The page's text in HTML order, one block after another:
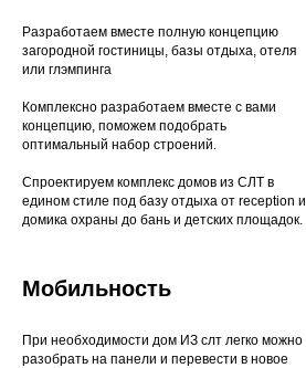
Разработаем вместе полную концепцию
загородной гостиницы, базы отдыха, отеля
или глэмпинга
Комплексно разработаем вместе с вами
концепцию, поможем подобрать
оптимальный набор строений.
Спроектируем комплекс домов из СЛТ в
едином стиле под базу отдыха от reception и
домика охраны до бань и детских площадок.
Мобильность
При необходимости дом ИЗ слт легко можно
разобрать на панели и перевести в новое